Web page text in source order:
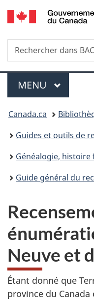
Recherche
Rechercher
dans
Menu
MENU PRINCIPAL
Vous
êtes
ici :
Canada.ca
Guides et outils de
Généalogie, histoire
Guide général du
Neuve et
Étant donné que
province du